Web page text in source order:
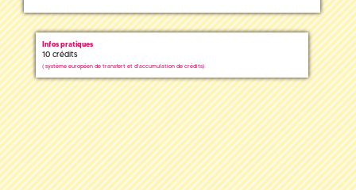
Infos pratiques
10 crédits
( système européen de transfert et d'accumulation de crédits)